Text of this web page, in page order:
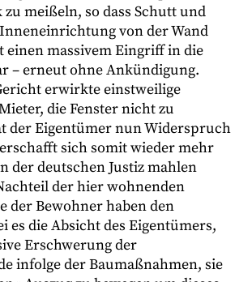
meißeln, so dass Schutt und
von der Wand
einen massivem Eingriff in die
– erneut ohne Ankündigung.
erwirkte einstweilige
die Fenster nicht zu
der Eigentümer nun Widerspruch
sich somit wieder mehr
der deutschen Justiz mahlen
der hier wohnenden
der Bewohner haben den
es die Absicht des Eigentümers,
Erschwerung der
infolge der Baumaßnahmen, sie